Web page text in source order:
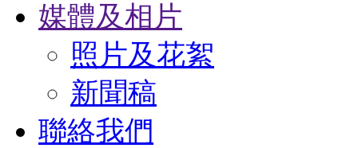
媒體及相片
照片及花絮
新聞稿
聯絡我們